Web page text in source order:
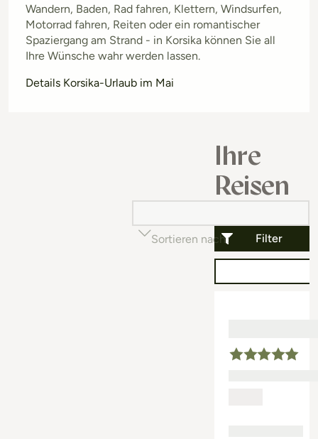
Wandern, Baden, Rad fahren, Klettern, Windsurfen,
Motorrad fahren, Reiten oder ein romantischer
Spaziergang am Strand - in Korsika können Sie all
Ihre Wünsche wahr werden lassen.
Details Korsika-Urlaub im Mai
Ihre
Reisen
Filter
Sortieren nach Beliebtheit